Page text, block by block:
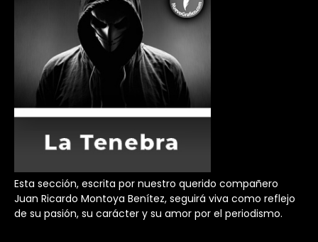
Esta sección, escrita por nuestro querido compañero
Juan Ricardo Montoya Benítez, seguirá viva como reflejo
de su pasión, su carácter y su amor por el periodismo.